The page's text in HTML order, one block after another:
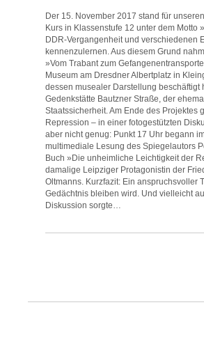
Der 15. November 2017 stand für
Kurs in Klassenstufe 12 unter dem Motto
DDR-Vergangenheit und verschiedenen
kennenzulernen. Aus diesem Grund
»Vom Trabant zum
Museum am Dresdner Albertplatz in
dessen musealer Darstellung beschäftigt
Gedenkstätte Bautzner Straße, der
Staatssicherheit. Am Ende des Projektes
Repression – in einer fotogestützten
aber nicht genug: Punkt 17 Uhr begann
multimediale Lesung des Spiegelautors
Buch »Die unheimliche Leichtigkeit der
damalige Leipziger Protagonistin der
Oltmanns. Kurzfazit: Ein anspruchsvoller
Gedächtnis bleiben wird. Und vielleicht
Diskussion sorgte…